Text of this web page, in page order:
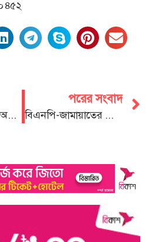
৪৫২
চট্টগ্রামে তৃতীয় দফা অবরোধের প্রথম দিনে বিএনপির মিছিল, ১৫ জন গ্রেফতার
পরের সংবাদ
বিএনপি-জামায়াতের নৈরাজ্যর প্রতিবাদে মা বোনদের রাস্তায় নামতে হবে